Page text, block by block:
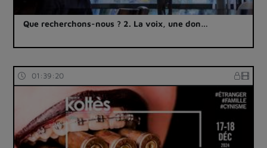
Que recherchons-nous ? 2. La voix, une don…
01:39:20